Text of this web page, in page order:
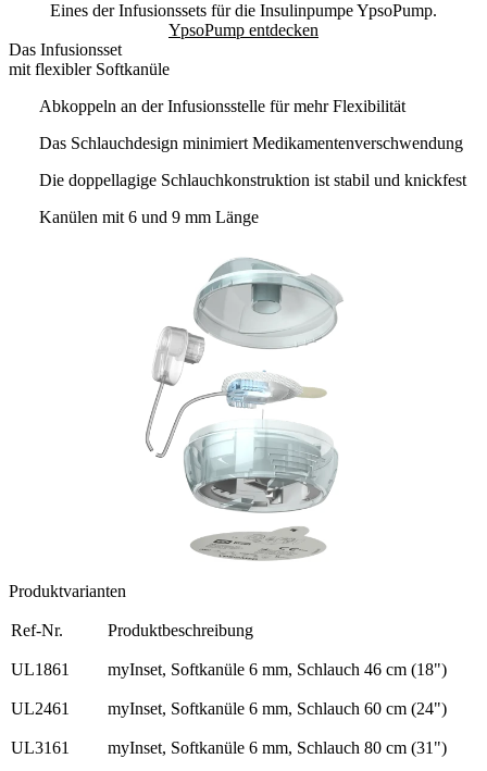
Eines der Infusionssets für die Insulinpumpe YpsoPump.
YpsoPump entdecken
Das Infusionsset
mit flexibler Softkanüle
Abkoppeln an der Infusionsstelle für mehr Flexibilität
Das Schlauchdesign minimiert Medikamentenverschwendung
Die doppellagige Schlauchkonstruktion ist stabil und knickfest
Kanülen mit 6 und 9 mm Länge
Produktvarianten
Ref-Nr. Produktbeschreibung
UL1861 myInset, Softkanüle 6 mm, Schlauch 46 cm (18")
UL2461 myInset, Softkanüle 6 mm, Schlauch 60 cm (24")
UL3161 myInset, Softkanüle 6 mm, Schlauch 80 cm (31")